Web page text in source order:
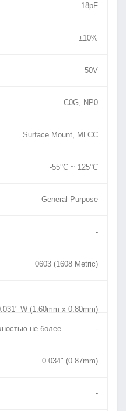
18pF
±10%
50V
C0G, NP0
Surface Mount, MLCC
-55°C ~ 125°C
General Purpose
-
0603 (1608 Metric)
W (1.60mm x 0.80mm)
не более -
0.034" (0.87mm)
-